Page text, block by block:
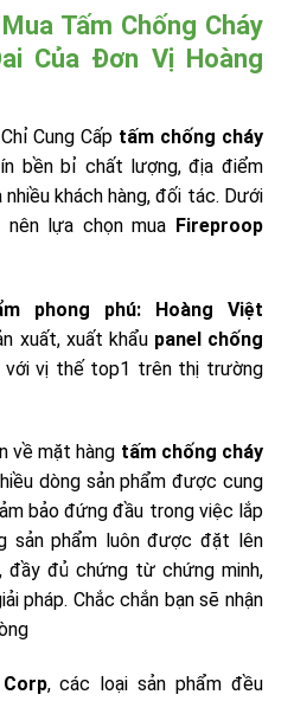
Tấm Chống Cháy
Của Đơn Vị Hoàng
Cung Cấp tấm chống cháy
bền bỉ chất lượng, địa điểm
khách hàng, đối tác. Dưới
lựa chọn mua Fireproop
phong phú:
Hoàng Việt
xuất, xuất khẩu panel chống
với vị thế top1 trên thị trường
về mặt hàng tấm chống cháy
dòng sản phẩm được cung
bảo đứng đầu trong việc lắp
sản phẩm luôn được đặt lên
đầy đủ chứng từ chứng minh,
pháp. Chắc chắn bạn sẽ nhận
, các loại sản phẩm đều